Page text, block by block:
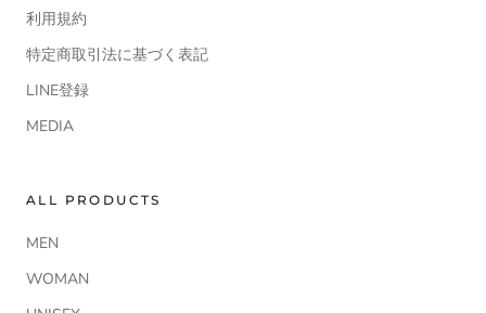
利用規約
特定商取引法に基づく表記
LINE登録
MEDIA
ALL PRODUCTS
MEN
WOMAN